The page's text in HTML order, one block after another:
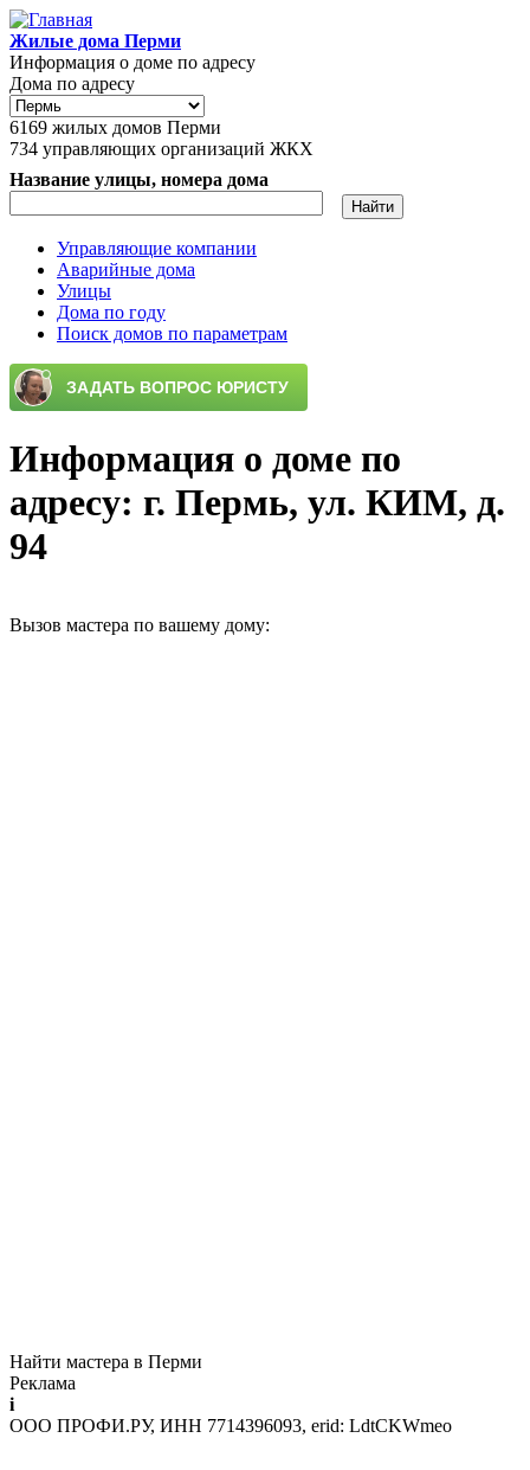
Перейти к основному содержанию
Жилые дома Перми
Информация о доме по адресу
Дома по адресу
6169 жилых домов Перми
734 управляющих организаций ЖКХ
Название улицы, номера дома
Главное меню
Управляющие компании
Аварийные дома
Улицы
Дома по году
Поиск домов по параметрам
Информация о доме по
адресу: г. Пермь, ул. КИМ, д.
94
Вызов мастера по вашему дому:
Найти мастера в Перми
Реклама
i
ООО ПРОФИ.РУ, ИНН 7714396093, erid: LdtCKWmeo